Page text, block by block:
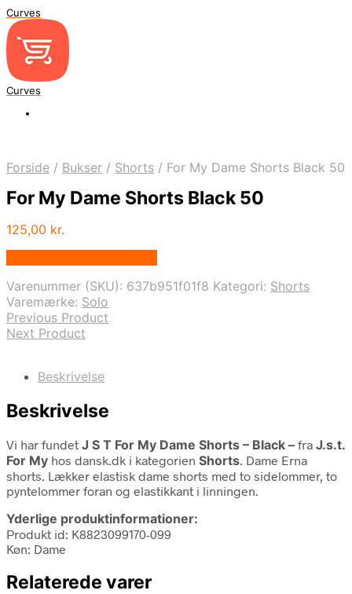
Curves
Curves
Forside / Bukser / Shorts / For My Dame Shorts Black 50
For My Dame Shorts Black 50
125,00 kr.
Varenummer (SKU): 637b951f01f8 Kategori: Shorts
Varemærke: Solo
Previous Product
Next Product
Beskrivelse
Beskrivelse
Vi har fundet J S T For My Dame Shorts – Black – fra J.s.t.
For My hos dansk.dk i kategorien Shorts. Dame Erna
shorts. Lækker elastisk dame shorts med to sidelommer, to
pyntelommer foran og elastikkant i linningen.
Yderlige produktinformationer:
Produkt id: K8823099170-099
Køn: Dame
Relaterede varer